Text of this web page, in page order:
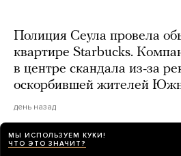
Полиция Сеула провела
квартире Starbucks.
в центре скандала из-за
оскорбившей жителей
день назад
«Прямые убытки —
МЫ ИСПОЛЬЗУЕМ КУКИ!
ЧТО ЭТО ЗНАЧИТ?